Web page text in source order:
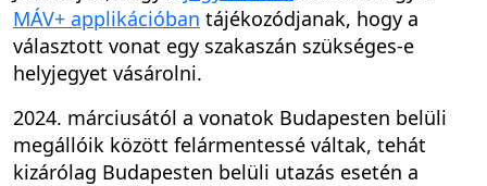
MÁV+ applikációban tájékozódjanak, hogy a
választott vonat egy szakaszán szükséges-e
helyjegyet vásárolni.
2024. márciusától a vonatok Budapesten belüli
megállóik között felármentessé váltak, tehát
kizárólag Budapesten belüli utazás esetén a